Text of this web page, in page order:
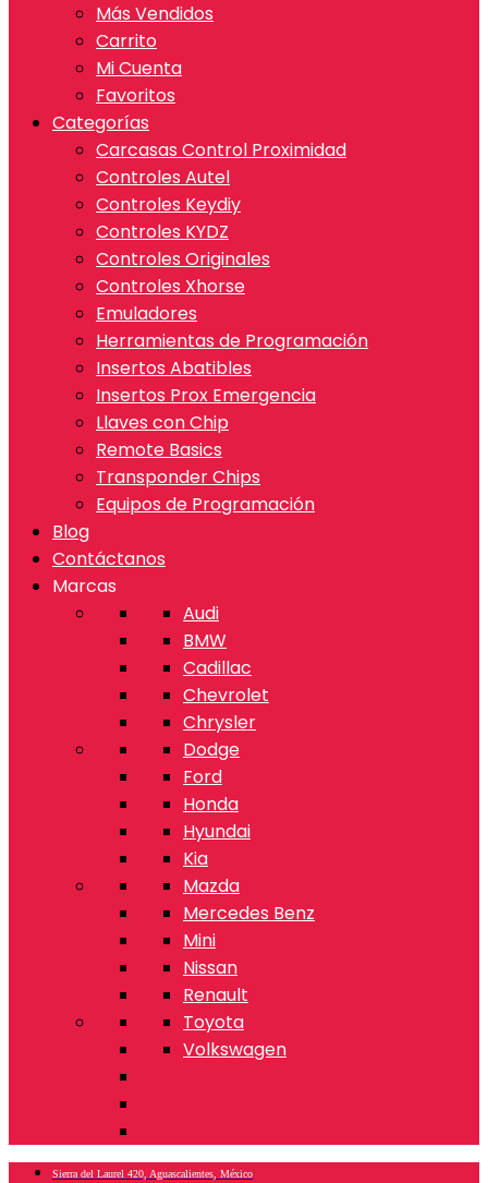
Más Vendidos
Carrito
Mi Cuenta
Favoritos
Categorías
Carcasas Control Proximidad
Controles Autel
Controles Keydiy
Controles KYDZ
Controles Originales
Controles Xhorse
Emuladores
Herramientas de Programación
Insertos Abatibles
Insertos Prox Emergencia
Llaves con Chip
Remote Basics
Transponder Chips
Equipos de Programación
Blog
Contáctanos
Marcas
Audi
BMW
Cadillac
Chevrolet
Chrysler
Dodge
Ford
Honda
Hyundai
Kia
Mazda
Mercedes Benz
Mini
Nissan
Renault
Toyota
Volkswagen
Sierra del Laurel 420, Aguascalientes, México